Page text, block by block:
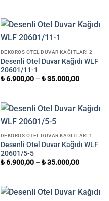
DEKOROS OTEL DUVAR KAĞITLARI 2
Desenli Otel Duvar Kağıdı WLF
20601/11-1
₺6.900,00– ₺35.000,00
DEKOROS OTEL DUVAR KAĞITLARI 1
Desenli Otel Duvar Kağıdı WLF
20601/5-5
₺6.900,00– ₺35.000,00